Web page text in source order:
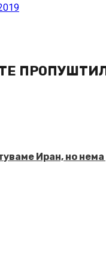
Иран, но нема